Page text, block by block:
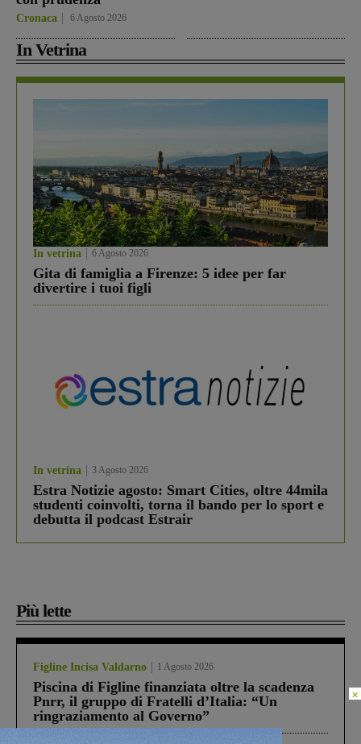
Cronaca 6 Agosto 2026
In Vetrina
In vetrina 6 Agosto 2026
Gita di famiglia a Firenze: 5 idee per far
divertire i tuoi figli
In vetrina 3 Agosto 2026
Estra Notizie agosto: Smart Cities, oltre 44mila
studenti coinvolti, torna il bando per lo sport e
debutta il podcast Estrair
Più lette
Figline Incisa Valdarno 1 Agosto 2026
Piscina di Figline finanziata oltre la scadenza
Pnrr, il gruppo di Fratelli d’Italia: “Un
ringraziamento al Governo”
×